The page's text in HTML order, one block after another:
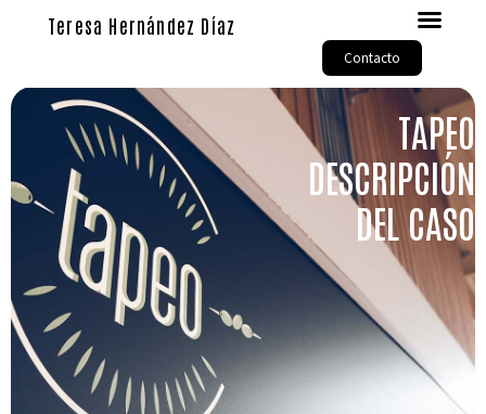
Teresa Hernández Díaz
Contacto
TAPEO
DESCRIPCIÓN
DEL CASO